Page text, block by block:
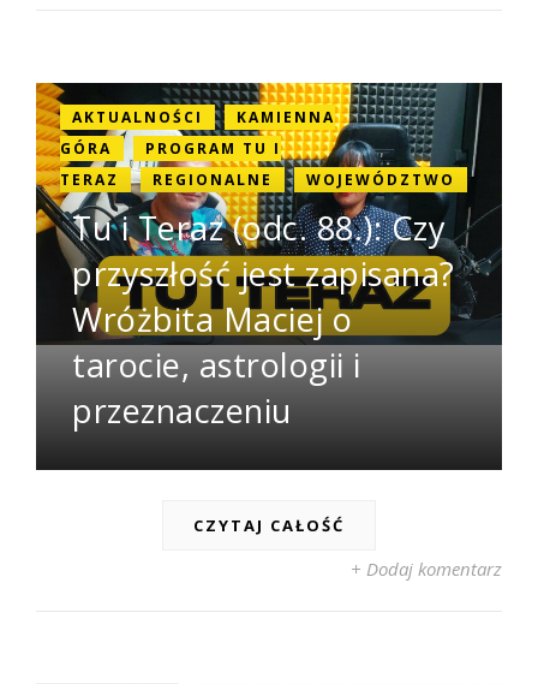
Tu i Teraz (odc. 88.): Czy
przyszłość jest zapisana?
Wróżbita Maciej o
tarocie, astrologii i
przeznaczeniu
AKTUALNOŚCI
KAMIENNA
GÓRA
PROGRAM TU I
TERAZ
REGIONALNE WOJEWÓDZTWO
CZYTAJ CAŁOŚĆ
+ Dodaj komentarz